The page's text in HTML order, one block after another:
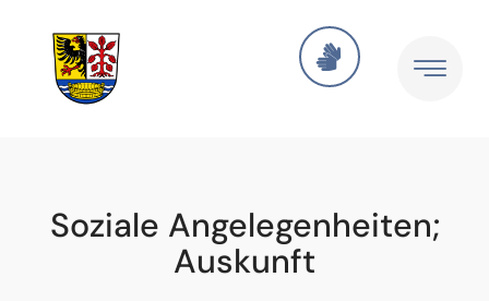
Soziale Angelegenheiten;
Auskunft